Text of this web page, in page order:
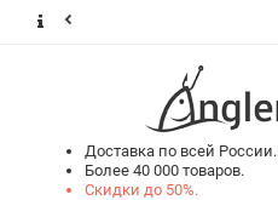
Доставка по всей России.
Более 40 000 товаров.
Скидки до 50%.